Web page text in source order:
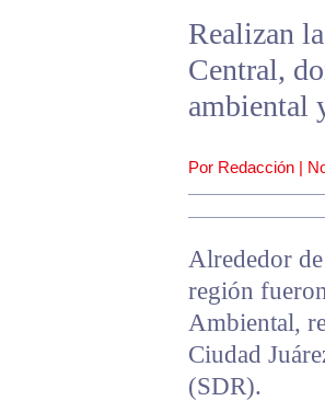
Realizan
Central,
ambiental
Por Redacción |
Alrededor de
región
Ambiental,
Ciudad
(SDR).